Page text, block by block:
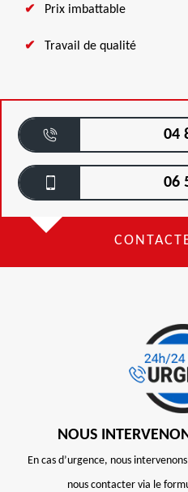
Prix imbattable
Travail de qualité
04
06
NOUS
En cas d’urgence, nous
nous contacter via le